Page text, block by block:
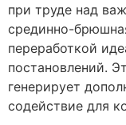
при труде над
срединно-
переработкой
постановлений.
генерирует
содействие для